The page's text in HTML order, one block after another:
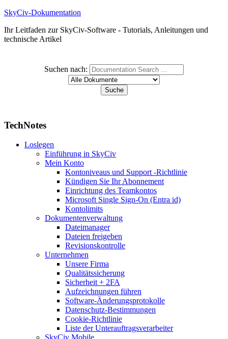
SkyCiv-Dokumentation
Ihr Leitfaden zur SkyCiv-Software - Tutorials, Anleitungen und
technische Artikel
Suchen nach:
TechNotes
Loslegen
Einführung in SkyCiv
Mein Konto
Kontoniveaus und Support -Richtlinie
Kündigen Sie Ihr Abonnement
Einrichtung des Teamkontos
Microsoft Single Sign-On (Entra id)
Kontolimits
Dokumentenverwaltung
Dateimanager
Dateien freigeben
Revisionskontrolle
Unternehmen
Unsere Firma
Qualitätssicherung
Sicherheit + 2FA
Aufzeichnungen führen
Software-Änderungsprotokolle
Datenschutz-Bestimmungen
Cookie-Richtlinie
Liste der Unterauftragsverarbeiter